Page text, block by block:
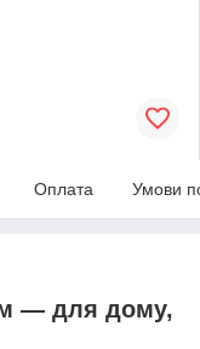
Оплата Умови
— для дому,